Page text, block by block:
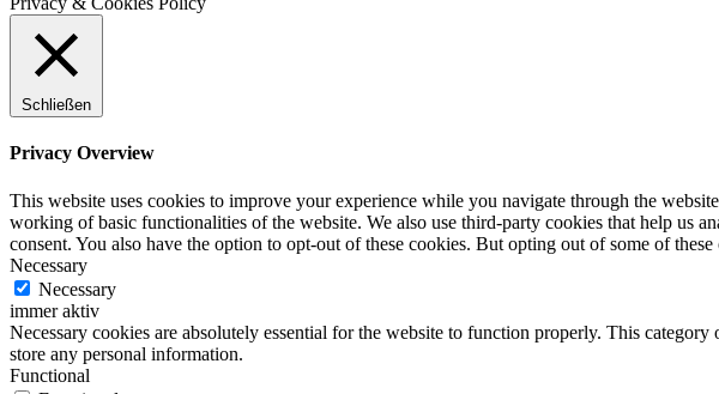
Schließen
Privacy Overview
This website uses cookies to improve your experience while you navigate through the
working of basic functionalities of the website. We also use third-party cookies that help us
consent. You also have the option to opt-out of these cookies. But opting out of some of
Necessary
Necessary
immer aktiv
Necessary cookies are absolutely essential for the website to function properly. This
store any personal information.
Functional